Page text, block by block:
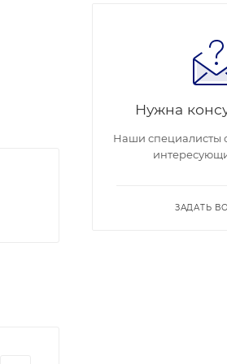
Нужна
Наши специалисты
ЗАДАТЬ